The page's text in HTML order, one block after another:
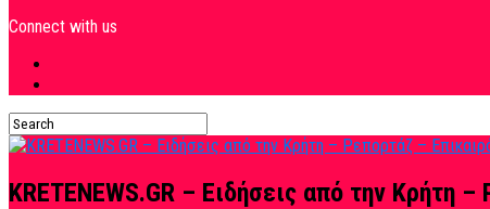
Connect with us
KRETENEWS.GR – Ειδήσεις από την Κρήτη